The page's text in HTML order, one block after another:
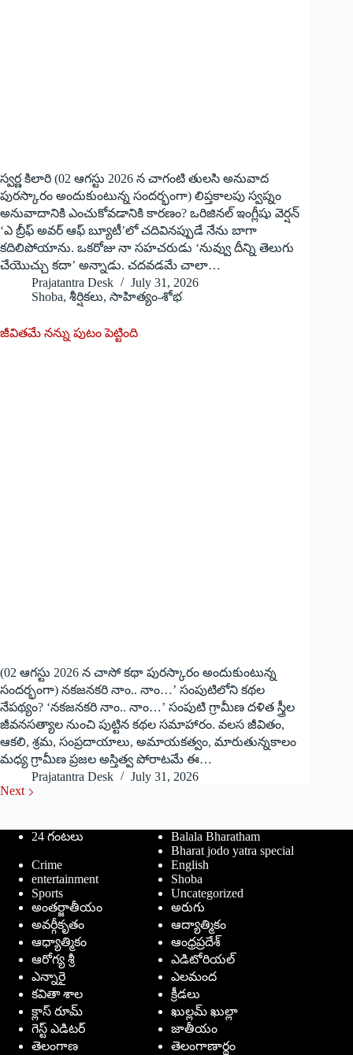
స్వర్ణ కిలారి (02 ఆగస్టు 2026 న చాగంటి తులసి అనువాద
పురస్కారం అందుకుంటున్న సందర్భంగా) లిప్తకాలపు స్వప్నం
అనువాదానికి ఎంచుకోవడానికి కారణం? ఒరిజినల్ ఇంగ్లీషు వెర్షన్
‘ఎ బ్రీఫ్ అవర్ ఆఫ్ బ్యూటీ’లో చదివినప్పుడే నేను బాగా
కదిలిపోయాను. ఒకరోజు నా సహచరుడు ‘నువ్వు దీన్ని తెలుగు
చేయొచ్చు కదా’ అన్నాడు. చదవడమే చాలా…
Prajatantra Desk
July 31, 2026
Shoba, శీర్షికలు, సాహిత్యం-శోభ
జీవితమే నన్ను పుటం పెట్టింది
(02 ఆగస్టు 2026 న చాసో కథా పురస్కారం అందుకుంటున్న
సందర్భంగా) నకజనకరి నాం.. నాం…’ సంపుటిలోని కథల
నేపథ్యం? ‘నకజనకరి నాం.. నాం…’ సంపుటి గ్రామీణ దళిత స్త్రీల
జీవనసత్యాల నుంచి పుట్టిన కథల సమాహారం. వలస జీవితం,
ఆకలి, శ్రమ, సంప్రదాయాలు, అమాయకత్వం, మారుతున్నకాలం
మధ్య గ్రామీణ ప్రజల అస్తిత్వ పోరాటమే ఈ…
Prajatantra Desk
July 31, 2026
Next
24 గంటలు
Balala Bharatham
Bharat jodo yatra special
Crime
English
entertainment
Shoba
Sports
Uncategorized
అంతర్జాతీయం
అరుగు
అవర్గీకృతం
ఆద్యాత్మికం
ఆధ్యాత్మికం
ఆంధ్రప్రదేశ్
ఆరోగ్య శ్రీ
ఎడిటోరియల్
ఎన్నారై
ఎలమంద
కవితా శాల
క్రీడలు
క్లాస్ రూమ్
ఖుల్లమ్ ఖుల్లా
గెస్ట్ ఎడిటర్
జాతీయం
తెలంగాణ
తెలంగాణార్థం